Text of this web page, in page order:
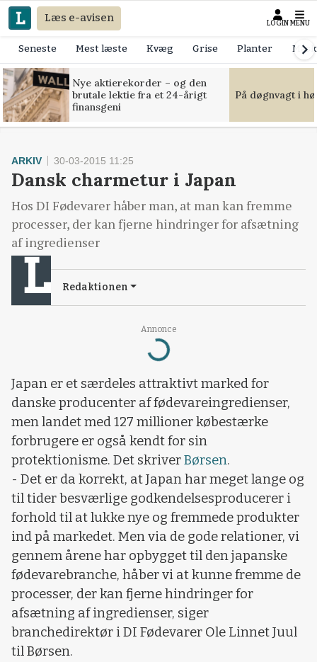
Læs e-avisen LOGIN MENU
Seneste Mest læste Kvæg Grise Planter
Nye aktierekorder – og den
brutale lektie fra et 24-årigt
finansgeni
På døgnvagt i
Annonce
Loading...
ARKIV 30-03-2015 11:25
Dansk charmetur i Japan
Hos DI Fødevarer håber man, at man kan fremme
processer, der kan fjerne hindringer for afsætning
af ingredienser
Redaktionen
Japan er et særdeles attraktivt marked for
danske producenter af fødevareingredienser,
men landet med 127 millioner købestærke
forbrugere er også kendt for sin
protektionisme. Det skriverBørsen.
- Det er da korrekt, at Japan har meget lange og
til tider besværlige godkendelsesproducerer i
forhold til at lukke nye og fremmede produkter
ind på markedet. Men via de gode relationer, vi
gennem årene har opbygget til den japanske
fødevarebranche, håber vi at kunne fremme de
processer, der kan fjerne hindringer for
afsætning af ingredienser, siger
branchedirektør i DI Fødevarer Ole Linnet Juul
til Børsen.